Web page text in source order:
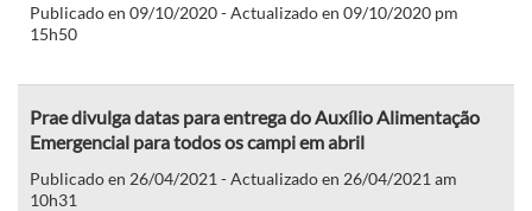
Publicado en 09/10/2020 - Actualizado en 09/10/2020 pm
15h50
Prae divulga datas para entrega do Auxílio Alimentação
Emergencial para todos os campi em abril
Publicado en 26/04/2021 - Actualizado en 26/04/2021 am
10h31